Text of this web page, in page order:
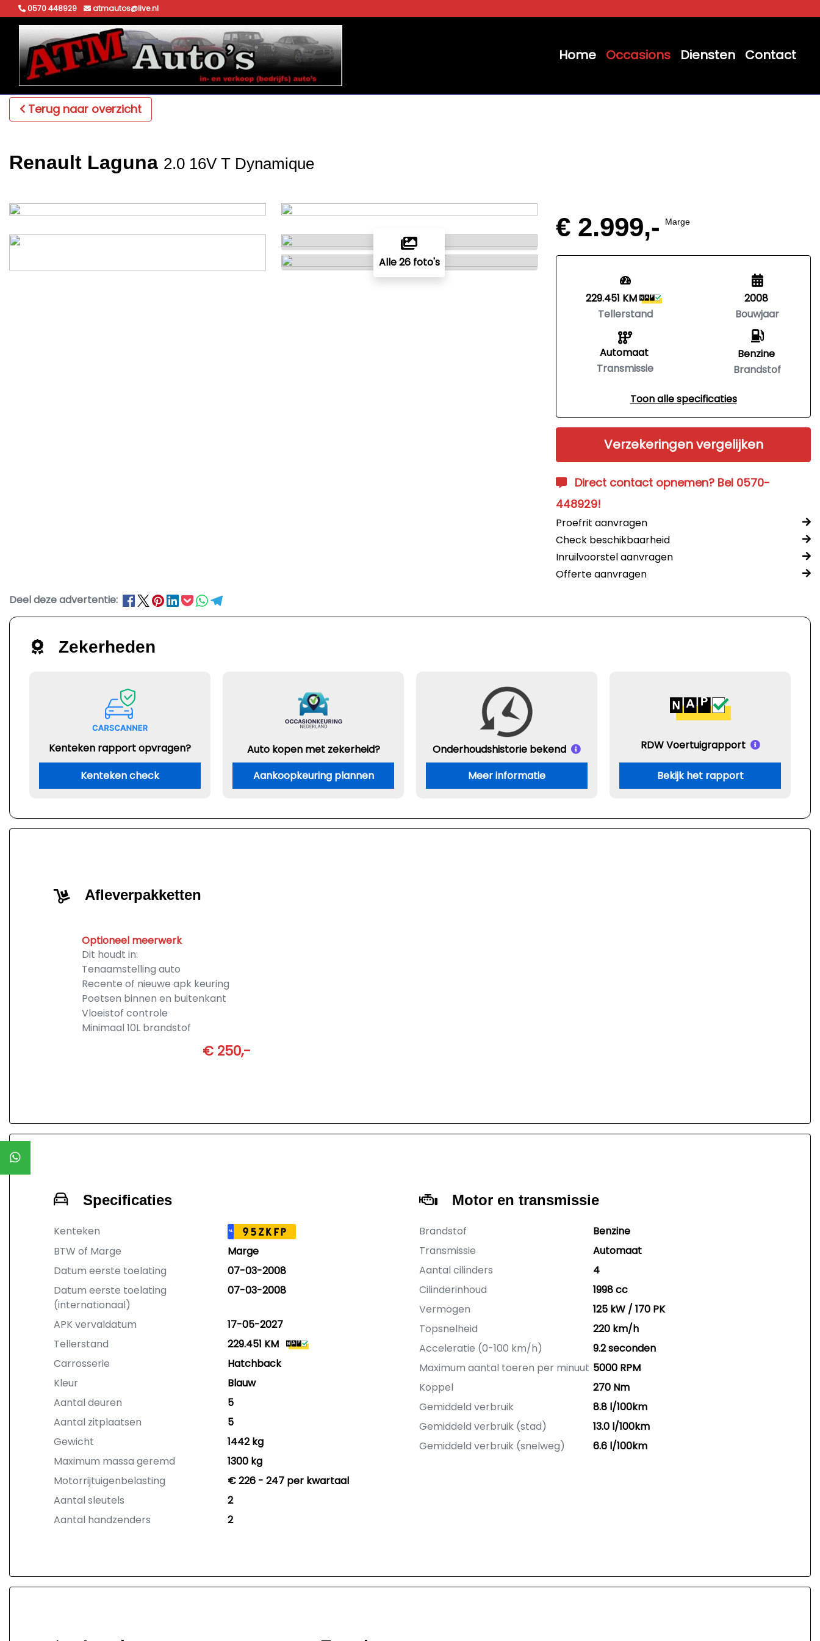
0570 448929 atmautos@live.nl
Home Occasions Diensten Contact
Terug naar overzicht
Renault Laguna 2.0 16V T Dynamique
Alle 26 foto's
€ 2.999,- Marge
229.451 KM
Tellerstand
Automaat
Transmissie
2008
Bouwjaar
Benzine
Brandstof
Toon alle specificaties
Verzekeringen vergelijken
Direct contact opnemen? Bel 0570-
448929!
Proefrit aanvragen
Check beschikbaarheid
Inruilvoorstel aanvragen
Offerte aanvragen
Deel deze advertentie:
Zekerheden
Kenteken rapport opvragen?
Kenteken check
Auto kopen met zekerheid?
Aankoopkeuring plannen
Onderhoudshistorie bekend
Meer informatie
RDW Voertuigrapport
Bekijk het rapport
Afleverpakketten
Optioneel meerwerk
Dit houdt in:
Tenaamstelling auto
Recente of nieuwe apk keuring
Poetsen binnen en buitenkant
Vloeistof controle
Minimaal 10L brandstof
€ 250,-
Specificaties
Kenteken NL 95ZKFP
BTW of Marge
Marge
Datum eerste toelating
07-03-2008
Datum eerste toelating
(internationaal)
07-03-2008
APK vervaldatum
17-05-2027
Tellerstand
229.451 KM
Carrosserie
Hatchback
Kleur
Blauw
Aantal deuren
5
Aantal zitplaatsen
5
Gewicht
1442 kg
Maximum massa geremd
1300 kg
Motorrijtuigenbelasting
€ 226 - 247 per kwartaal
Aantal sleutels
2
Aantal handzenders
2
Motor en transmissie
Brandstof
Benzine
Transmissie
Automaat
Aantal cilinders
4
Cilinderinhoud
1998 cc
Vermogen
125 kW / 170 PK
Topsnelheid
220 km/h
Acceleratie (0-100 km/h)
9.2 seconden
Maximum aantal toeren per minuut 5000 RPM
Koppel
270 Nm
Gemiddeld verbruik
8.8 l/100km
Gemiddeld verbruik (stad)
13.0 l/100km
Gemiddeld verbruik (snelweg)
6.6 l/100km